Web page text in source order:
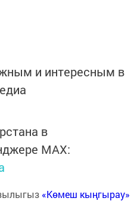
и интересным в
в
MАХ:
«Көмеш кыңгырау»